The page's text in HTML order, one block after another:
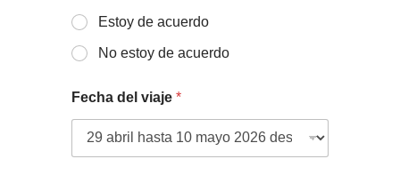
Estoy de acuerdo
No estoy de acuerdo
Fecha del viaje *